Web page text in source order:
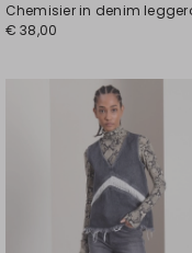
Chemisier in denim
€ 38,00